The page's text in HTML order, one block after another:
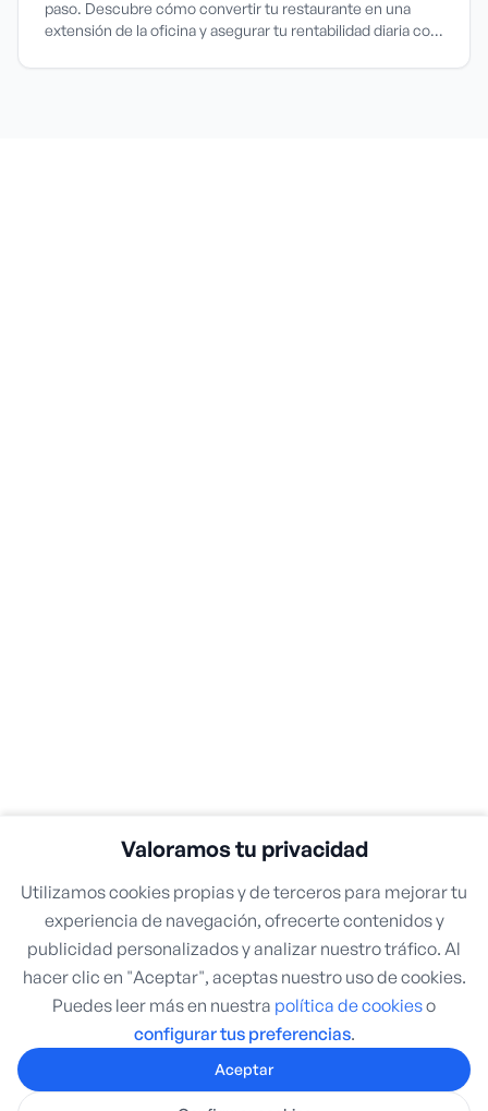
paso. Descubre cómo convertir tu restaurante en una
extensión de la oficina y asegurar tu rentabilidad diaria con
Valoramos tu privacidad
Utilizamos cookies propias y de terceros para mejorar tu
experiencia de navegación, ofrecerte contenidos y
publicidad personalizados y analizar nuestro tráfico. Al
hacer clic en "Aceptar", aceptas nuestro uso de cookies.
Puedes leer más en nuestra política de cookieso
configurar tus preferencias.
Aceptar